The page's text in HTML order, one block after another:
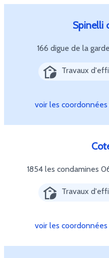
Spinelli
166 digue de la garde
Travaux
voir les
1854 les condamines
Travaux
voir les